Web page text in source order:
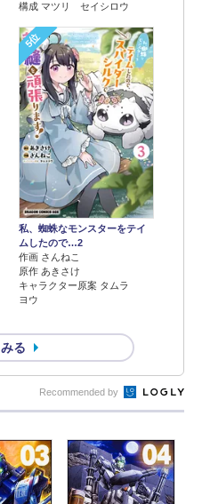
構成 マツリ セイシロウ
5位
私、蜘蛛なモンスターをテイ
ムしたので…2
作画 さんねこ
原作 あきさけ
キャラクター原案 タムラ
ヨウ
る
Recommended by